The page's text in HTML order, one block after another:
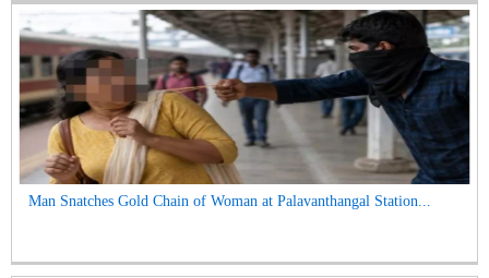
Man Snatches Gold Chain of Woman at Palavanthangal Station...